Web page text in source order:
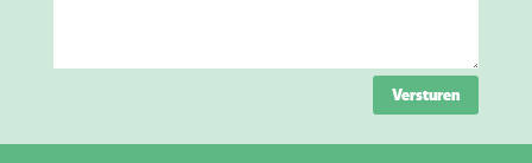
Versturen